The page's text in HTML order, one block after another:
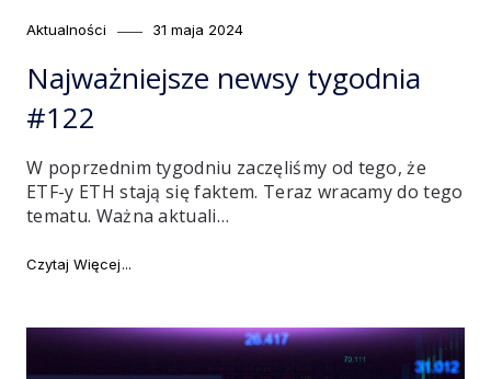
Category
Aktualności
Posted
31 maja 2024
Najważniejsze newsy tygodnia
#122
W poprzednim tygodniu zaczęliśmy od tego, że
ETF-y ETH stają się faktem. Teraz wracamy do tego
tematu. Ważna aktuali…
Czytaj Więcej